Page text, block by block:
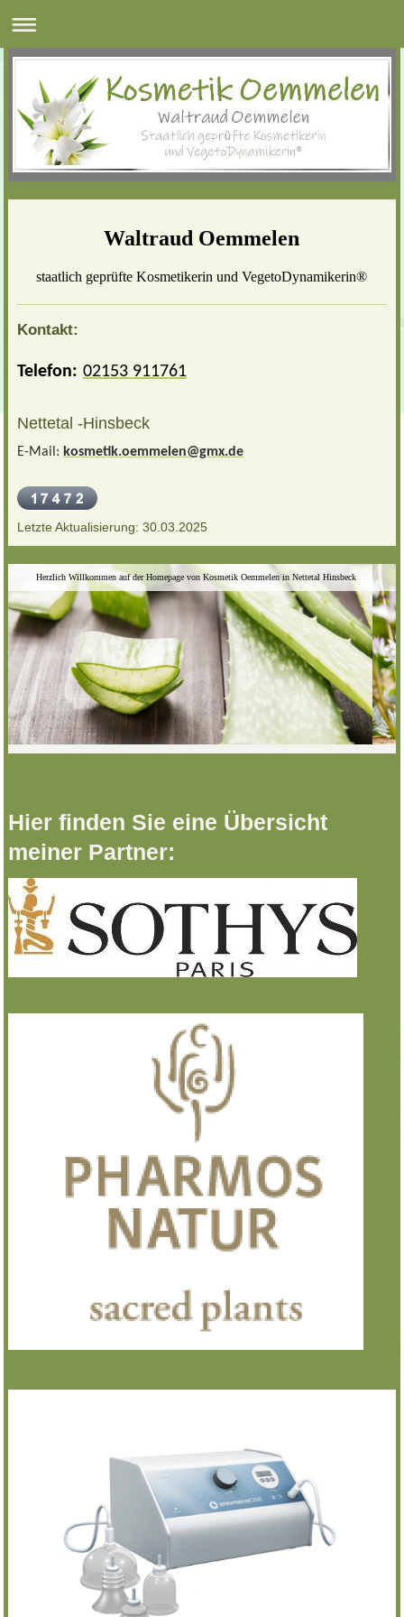
Waltraud Oemmelen
staatlich geprüfte Kosmetikerin und VegetoDynamikerin®
Kontakt:
Telefon: 02153 911761
Nettetal -Hinsbeck
E-Mail: kosmetik.oemmelen@gmx.de
Letzte Aktualisierung: 30.03.2025
Herzlich Willkommen auf der Homepage von Kosmetik Oemmelen in Nettetal Hinsbeck
Hier finden Sie eine Übersicht
meiner Partner: